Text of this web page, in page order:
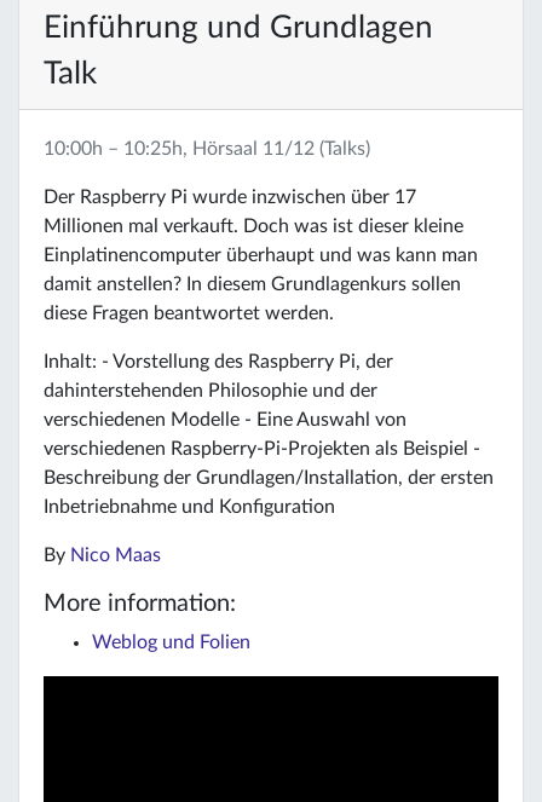
Einführung und Grundlagen
Talk
10:00h – 10:25h, Hörsaal 11/12 (Talks)
Der Raspberry Pi wurde inzwischen über 17
Millionen mal verkauft. Doch was ist dieser kleine
Einplatinencomputer überhaupt und was kann man
damit anstellen? In diesem Grundlagenkurs sollen
diese Fragen beantwortet werden.
Inhalt: - Vorstellung des Raspberry Pi, der
dahinterstehenden Philosophie und der
verschiedenen Modelle - Eine Auswahl von
verschiedenen Raspberry-Pi-Projekten als Beispiel -
Beschreibung der Grundlagen/Installation, der ersten
Inbetriebnahme und Konfiguration
By Nico Maas
More information:
Weblog und Folien